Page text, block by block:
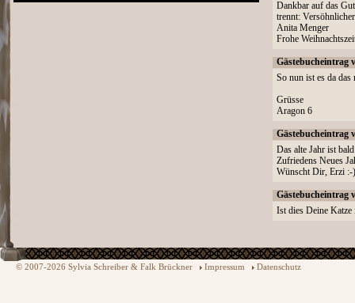
Dankbar auf das
trennt:
Anita Menger
Frohe
Gästebucheintrag
So nun ist es da das
Grüsse
Aragon 6
Gästebucheintrag
Das alte Jahr ist
Zufriedens Neues
Wünscht Dir, Erzi :-
Gästebucheintrag
Ist dies Deine
© 2007-2026 Sylvia Schreiber & Falk Brückner Impressum Datenschutz